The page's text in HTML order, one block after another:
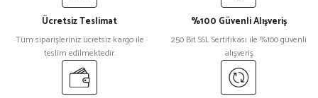
Ücretsiz Teslimat
Tüm siparişleriniz ücretsiz kargo ile
teslim edilmektedir.
%100 Güvenli Alışveriş
250 Bit SSL Sertifikası ile %100 güvenli
alışveriş